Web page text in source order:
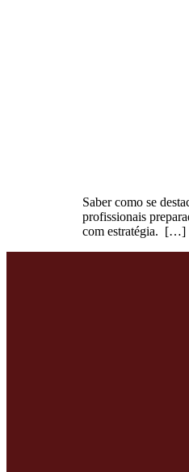
Saber como se
profissionais
com estratégia. […]